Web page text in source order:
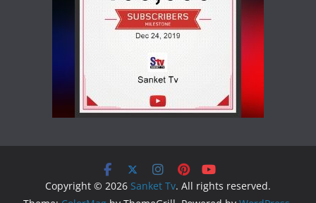
Copyright © 2026 Sanket Tv. All rights reserved.